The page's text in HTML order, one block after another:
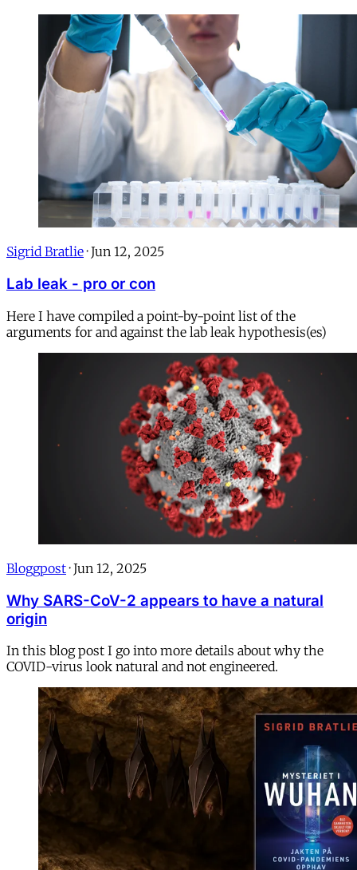
Sigrid Bratlie · Jun 12, 2025
Lab leak - pro or con
Here I have compiled a point-by-point list of the
arguments for and against the lab leak hypothesis(es)
Bloggpost · Jun 12, 2025
Why SARS-CoV-2 appears to have a natural
origin
In this blog post I go into more details about why the
COVID-virus look natural and not engineered.